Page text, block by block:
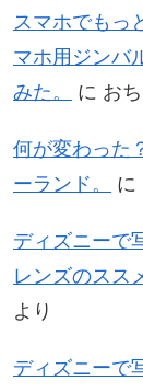
スマホでもっ
マホ用ジンバ
みた。
に おち
何が変わった
ーランド。
に
ディズニーで
レンズのスス
より
ディズニーで